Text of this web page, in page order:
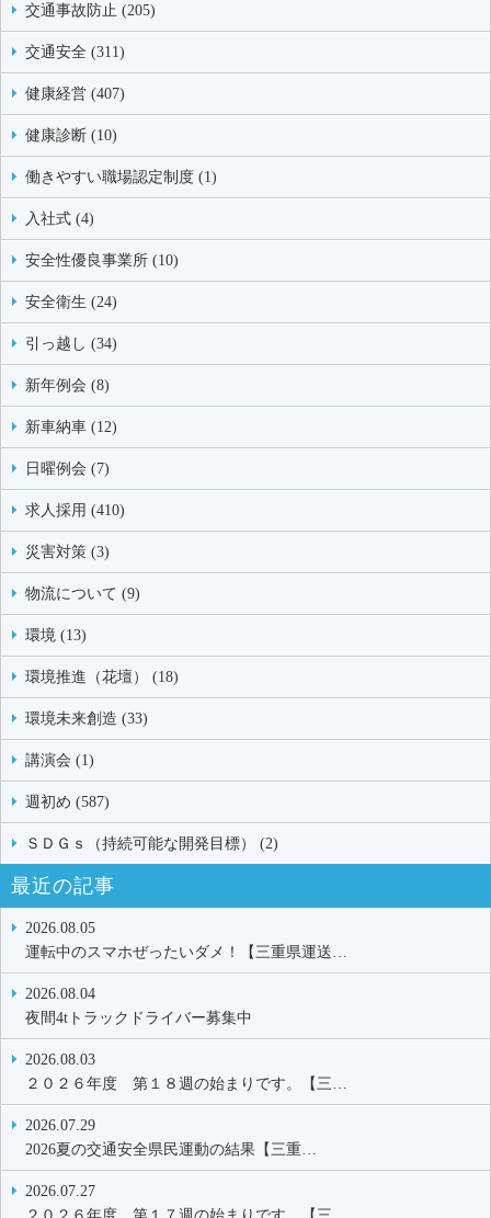
交通事故防止 (205)
交通安全 (311)
健康経営 (407)
健康診断 (10)
働きやすい職場認定制度 (1)
入社式 (4)
安全性優良事業所 (10)
安全衛生 (24)
引っ越し (34)
新年例会 (8)
新車納車 (12)
日曜例会 (7)
求人採用 (410)
災害対策 (3)
物流について (9)
環境 (13)
環境推進（花壇） (18)
環境未来創造 (33)
講演会 (1)
週初め (587)
ＳＤＧｓ（持続可能な開発目標） (2)
最近の記事
2026.08.05
運転中のスマホぜったいダメ！【三重県運送…
2026.08.04
夜間4tトラックドライバー募集中
2026.08.03
２０２６年度 第１８週の始まりです。【三…
2026.07.29
2026夏の交通安全県民運動の結果【三重…
2026.07.27